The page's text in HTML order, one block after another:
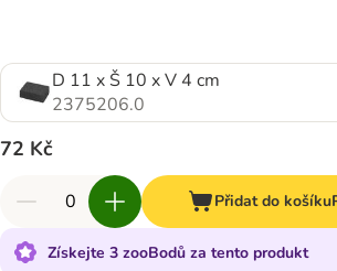
D 11 x Š 10 x V 4 cm
2375206.0
72 Kč
Přidat do košíku
Získejte 3 zooBodů za tento produkt